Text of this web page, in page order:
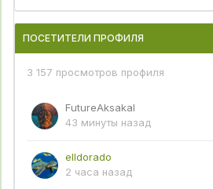
ПОСЕТИТЕЛИ ПРОФИЛЯ
3 157 просмотров профиля
FutureAksakal
43 минуты назад
elldorado
2 часа назад